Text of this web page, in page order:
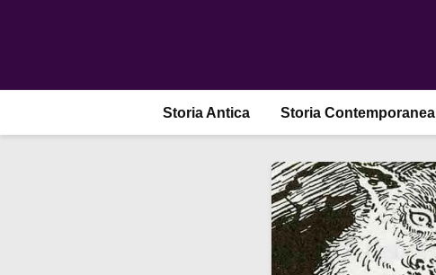
Storia Antica Storia Contemporanea